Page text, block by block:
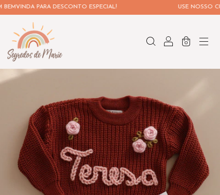
PARA DESCONTO ESPECIAL! USE NOSSO
0